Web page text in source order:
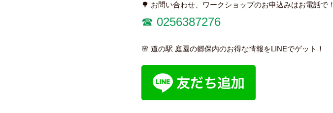
🌳 お問い合わせ、ワークショップのお申込みはお電話で！
☎︎ 0256387276
🌸 道の駅 庭園の郷保内のお得な情報をLINEでゲット！